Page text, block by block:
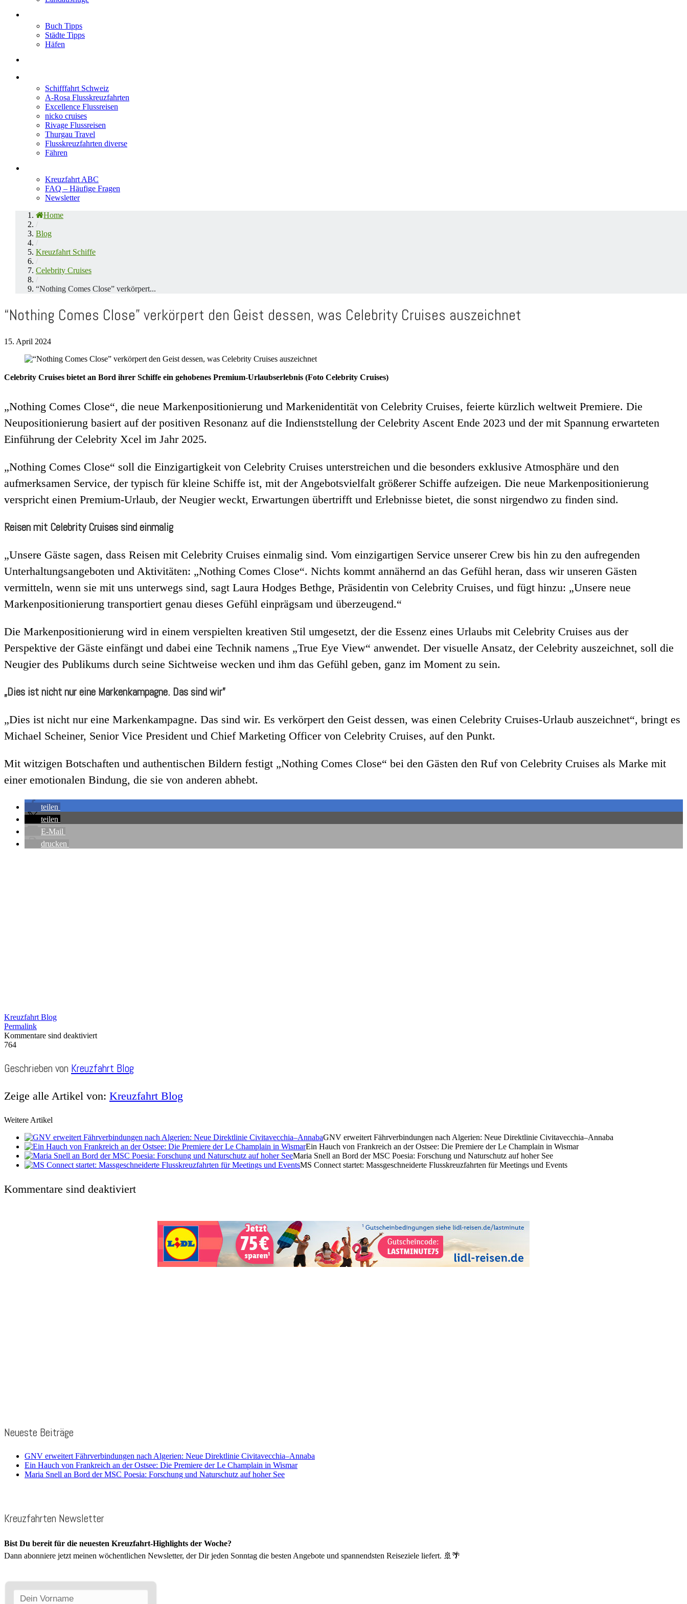
Buch Tipps
Städte Tipps
Häfen
Schifffahrt Schweiz
A-Rosa Flusskreuzfahrten
Excellence Flussreisen
nicko cruises
Rivage Flussreisen
Thurgau Travel
Flusskreuzfahrten diverse
Fähren
Kreuzfahrt ABC
FAQ – Häufige Fragen
Newsletter
Home
/
Blog
/
Kreuzfahrt Schiffe
/
Celebrity Cruises
/
“Nothing Comes Close” verkörpert...
“Nothing Comes Close” verkörpert den Geist dessen, was Celebrity Cruises auszeichnet
15. April 2024
Celebrity Cruises bietet an Bord ihrer Schiffe ein gehobenes Premium-Urlaubserlebnis (Foto Celebrity Cruises)
„Nothing Comes Close“, die neue Markenpositionierung und Markenidentität von Celebrity Cruises, feierte kürzlich weltweit Premiere. Die
Neupositionierung basiert auf der positiven Resonanz auf die Indienststellung der Celebrity Ascent Ende 2023 und der mit Spannung erwarteten
Einführung der Celebrity Xcel im Jahr 2025.
„Nothing Comes Close“ soll die Einzigartigkeit von Celebrity Cruises unterstreichen und die besonders exklusive Atmosphäre und den
aufmerksamen Service, der typisch für kleine Schiffe ist, mit der Angebotsvielfalt größerer Schiffe aufzeigen. Die neue Markenpositionierung
verspricht einen Premium-Urlaub, der Neugier weckt, Erwartungen übertrifft und Erlebnisse bietet, die sonst nirgendwo zu finden sind.
Reisen mit Celebrity Cruises sind einmalig
„Unsere Gäste sagen, dass Reisen mit Celebrity Cruises einmalig sind. Vom einzigartigen Service unserer Crew bis hin zu den aufregenden
Unterhaltungsangeboten und Aktivitäten: „Nothing Comes Close“. Nichts kommt annähernd an das Gefühl heran, dass wir unseren Gästen
vermitteln, wenn sie mit uns unterwegs sind, sagt Laura Hodges Bethge, Präsidentin von Celebrity Cruises, und fügt hinzu: „Unsere neue
Markenpositionierung transportiert genau dieses Gefühl einprägsam und überzeugend.“
Die Markenpositionierung wird in einem verspielten kreativen Stil umgesetzt, der die Essenz eines Urlaubs mit Celebrity Cruises aus der
Perspektive der Gäste einfängt und dabei eine Technik namens „True Eye View“ anwendet. Der visuelle Ansatz, der Celebrity auszeichnet, soll die
Neugier des Publikums durch seine Sichtweise wecken und ihm das Gefühl geben, ganz im Moment zu sein.
„Dies ist nicht nur eine Markenkampagne. Das sind wir”
„Dies ist nicht nur eine Markenkampagne. Das sind wir. Es verkörpert den Geist dessen, was einen Celebrity Cruises-Urlaub auszeichnet“, bringt es
Michael Scheiner, Senior Vice President und Chief Marketing Officer von Celebrity Cruises, auf den Punkt.
Mit witzigen Botschaften und authentischen Bildern festigt „Nothing Comes Close“ bei den Gästen den Ruf von Celebrity Cruises als Marke mit
einer emotionalen Bindung, die sie von anderen abhebt.
teilen
teilen
E-Mail
drucken
Kreuzfahrt Blog
Permalink
Kommentare sind deaktiviert
764
Geschrieben von Kreuzfahrt Blog
Zeige alle Artikel von: Kreuzfahrt Blog
Weitere Artikel
GNV erweitert Fährverbindungen nach Algerien: Neue Direktlinie Civitavecchia–Annaba
Ein Hauch von Frankreich an der Ostsee: Die Premiere der Le Champlain in Wismar
Maria Snell an Bord der MSC Poesia: Forschung und Naturschutz auf hoher See
MS Connect startet: Massgeschneiderte Flusskreuzfahrten für Meetings und Events
Kommentare sind deaktiviert
Neueste Beiträge
GNV erweitert Fährverbindungen nach Algerien: Neue Direktlinie Civitavecchia–Annaba
Ein Hauch von Frankreich an der Ostsee: Die Premiere der Le Champlain in Wismar
Maria Snell an Bord der MSC Poesia: Forschung und Naturschutz auf hoher See
Kreuzfahrten Newsletter
Bist Du bereit für die neuesten Kreuzfahrt-Highlights der Woche?
Dann abonniere jetzt meinen wöchentlichen Newsletter, der Dir jeden Sonntag die besten Angebote und spannendsten Reiseziele liefert. 🚢🌴